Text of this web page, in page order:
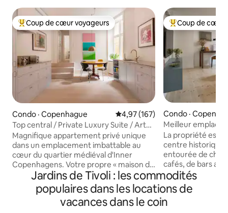
Coup de cœur voyageurs parmi les plus aimés
Coup de cœur voyageurs
Condo · Copenhague Note moyenne de 4,97 sur 5,
4,97 (167)
Top central / Private Luxury Suite / Art
Gallery
Magnifique appartement privé unique
dans un emplacement imbattable au
cœur du quartier médiéval d'Inner
Copenhagens. Votre propre « maison de
ville » avec une entrée privée depuis une
rue latérale calme. Un luxe haut de
gamme réparti sur 140 m², vous
séjournez dans un appartement de luxe
Coup de cœur
Coup de cœur
Condo ·
Meilleur
grandes salles de
La propriété est
centre historique
entourée de
cafés, de bars
uniques. Juste à
les magnifiques
Rosenborg,
matinale, un
Jardins de Tivoli : les commodités
populaires dans les locations de
vacances dans le coin